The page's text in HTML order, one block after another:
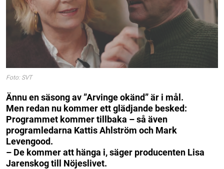
Foto: SVT
Ännu en säsong av ”Arvinge okänd” är i mål.
Men redan nu kommer ett glädjande besked:
Programmet kommer tillbaka – så även
programledarna Kattis Ahlström och Mark
Levengood.
– De kommer att hänga i, säger producenten Lisa
Jarenskog till Nöjeslivet.